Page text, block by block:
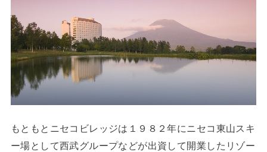
もともとニセコビレッジは１９８２年にニセコ東山スキ
ー場として西武グループなどが出資して開業したリゾー